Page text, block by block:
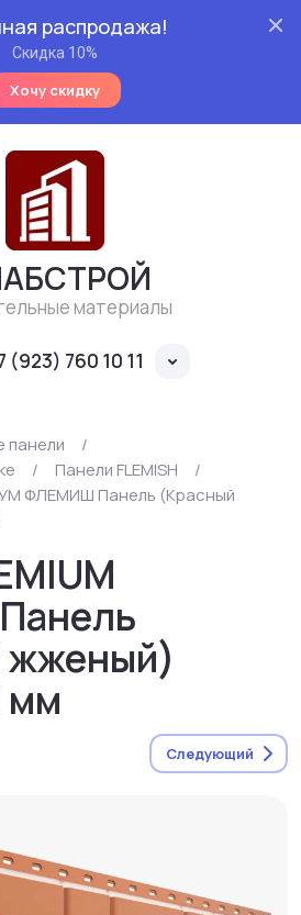
распродажа!
Скидка 10%
Хочу скидку
материалы
(923) 760 10 11
панели
/
/ Панели FLEMISH
/
ФЛЕМИШ Панель (Красный
жженый)
мм
Следующий